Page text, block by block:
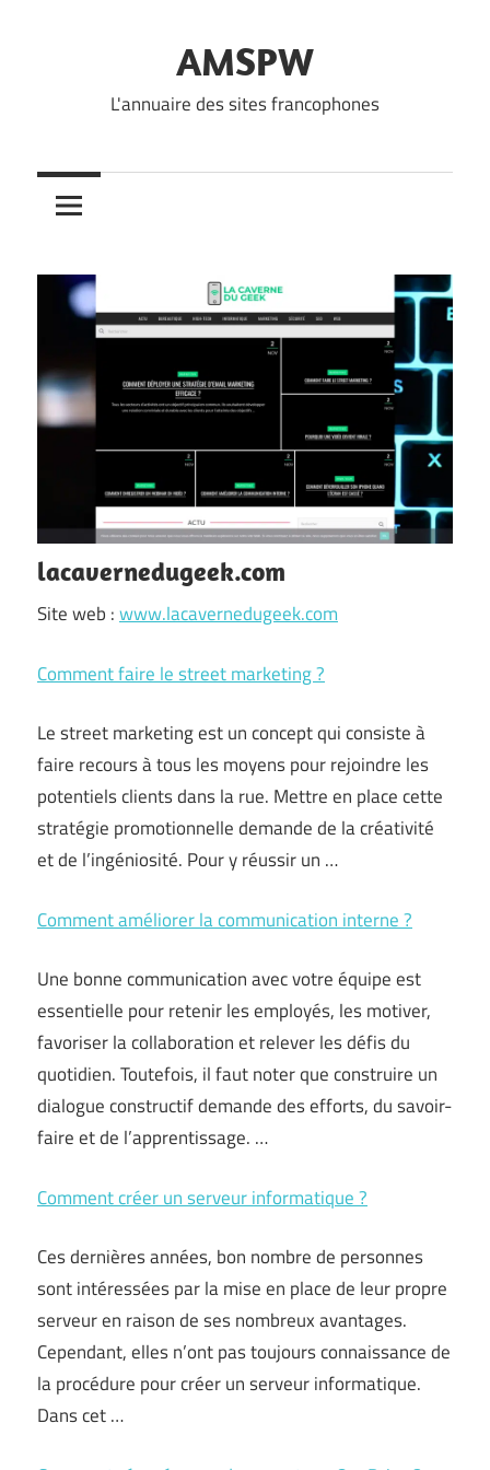
AMSPW
L'annuaire des sites francophones
lacavernedugeek.com
Site web :www.lacavernedugeek.com
Comment faire le street marketing ?
Le street marketing est un concept qui consiste à
faire recours à tous les moyens pour rejoindre les
potentiels clients dans la rue. Mettre en place cette
stratégie promotionnelle demande de la créativité
et de l’ingéniosité. Pour y réussir un …
Comment améliorer la communication interne ?
Une bonne communication avec votre équipe est
essentielle pour retenir les employés, les motiver,
favoriser la collaboration et relever les défis du
quotidien. Toutefois, il faut noter que construire un
dialogue constructif demande des efforts, du savoir-
faire et de l’apprentissage. …
Comment créer un serveur informatique ?
Ces dernières années, bon nombre de personnes
sont intéressées par la mise en place de leur propre
serveur en raison de ses nombreux avantages.
Cependant, elles n’ont pas toujours connaissance de
la procédure pour créer un serveur informatique.
Dans cet …